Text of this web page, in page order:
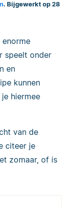
. Bijgewerkt op 28
enorme
speelt onder
en
kunnen
hiermee
van de
citeer je
zomaar, of is